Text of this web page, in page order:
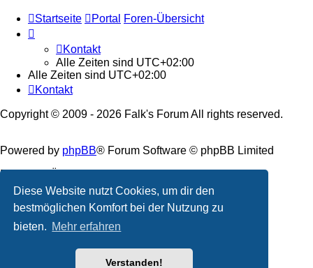
Diese Website nutzt Cookies, um dir den
bestmöglichen Komfort bei der Nutzung zu
bieten. Mehr erfahren
Verstanden!
Startseite Portal Foren-Übersicht
Kontakt
Alle Zeiten sind UTC+02:00
Alle Zeiten sind UTC+02:00
Kontakt
Copyright © 2009 - 2026 Falk's Forum All rights reserved.
Powered by phpBB® Forum Software © phpBB Limited
Deutsche Übersetzung durch
Datenschutz |Nutzungsbedingungen